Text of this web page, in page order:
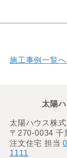
施工事例一覧へ
太陽
太陽ハウス株
〒270-0034 千
注文住宅 担当
1111